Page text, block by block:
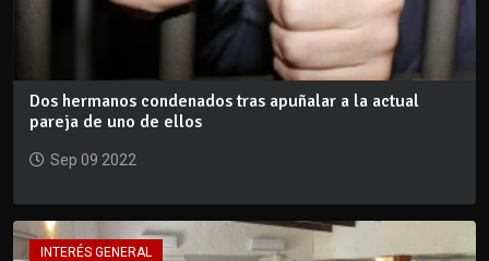
Dos hermanos condenados tras apuñalar a la actual
pareja de uno de ellos
Sep 09 2022
INTERÉS GENERAL